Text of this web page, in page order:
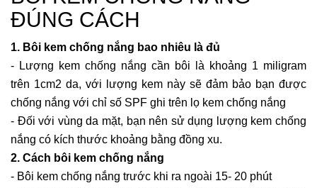
ĐÚNG CÁCH
1. Bôi kem chống nắng bao nhiêu là đủ
- Lượng kem chống nắng cần bôi là khoảng 1 miligram
trên 1cm2 da, với lượng kem này sẽ đảm bảo bạn được
chống nắng với chỉ số SPF ghi trên lọ kem chống nắng
- Đối với vùng da mặt, bạn nên sử dụng lượng kem chống
nắng có kích thước khoảng bằng đồng xu.
2. Cách bôi kem chống nắng
- Bôi kem chống nắng trước khi ra ngoài 15- 20 phút